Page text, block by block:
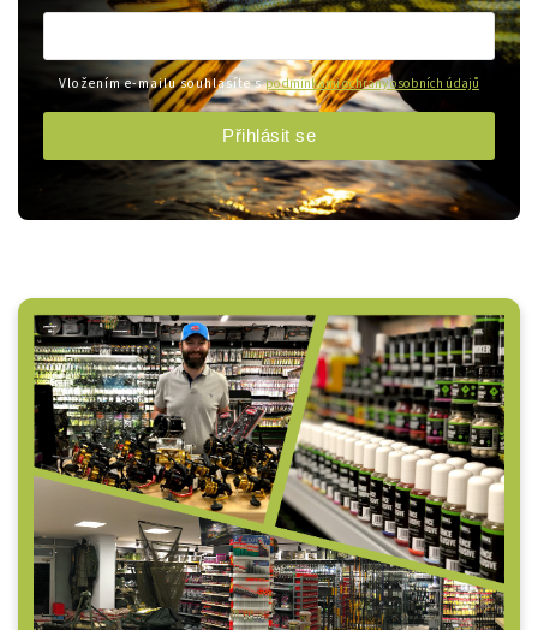
Vložením e-mailu souhlasíte spodmínkami ochrany osobních údajů
Přihlásit se